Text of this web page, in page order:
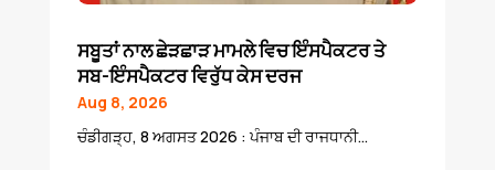
ਸਬੂਤਾਂ ਨਾਲ ਛੇੜਛਾੜ ਮਾਮਲੇ ਵਿਚ ਇੰਸਪੈਕਟਰ ਤੇ
ਸਬ-ਇੰਸਪੈਕਟਰ ਵਿਰੁੱਧ ਕੇਸ ਦਰਜ
Aug 8, 2026
ਚੰਡੀਗੜ੍ਹ, 8 ਅਗਸਤ 2026 : ਪੰਜਾਬ ਦੀ ਰਾਜਧਾਨੀ...